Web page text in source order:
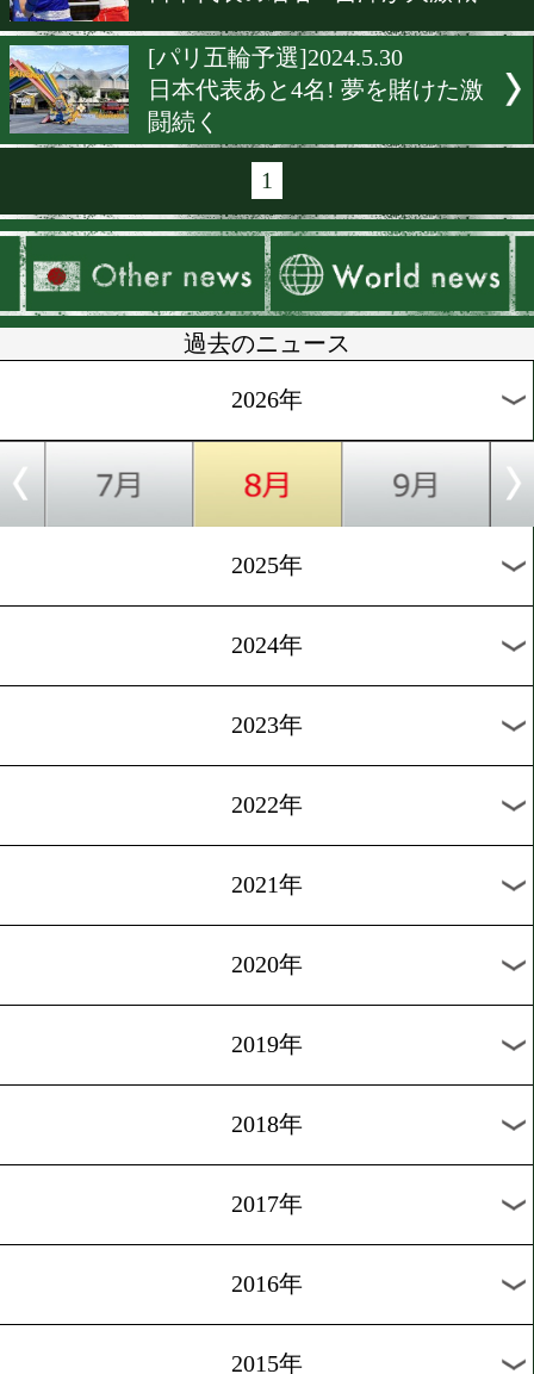
[日本ボクシング連盟
日本ボクシング連盟新会長
歳の仲間達也氏
[パリ五輪予選]2024.6.2
日本代表の砦、木下鈴花の
[パリ五輪予選]2024.6.1
勝ち上がった代表は木下鈴
[パリ五輪予選]2024.5.30
[パリ五輪予選]2024.5.30
日本代表あと4名! 夢を賭
闘続く
1
過去のニュース
2026年
2024年